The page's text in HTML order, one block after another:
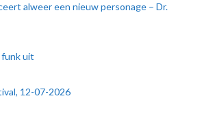
alweer een nieuw personage – Dr.
uit
12-07-2026